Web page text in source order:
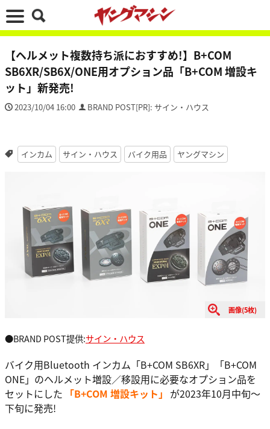
【ヘルメット複数持ち派におすすめ!】B+COM
SB6XR/SB6X/ONE用オプション品「B+COM 増設キ
ット」新発売!
2023/10/04 16:00 BRAND POST[PR]: サイン・ハウス
インカム サイン・ハウス バイク用品 ヤングマシン
画像(5枚)
●BRAND POST提供:サイン・ハウス
バイク用Bluetooth インカム「B+COM SB6XR」「B+COM
ONE」のヘルメット増設／移設用に必要なオプション品を
セットにした 「B+COM 増設キット」 が2023年10月中旬～
下旬に発売!